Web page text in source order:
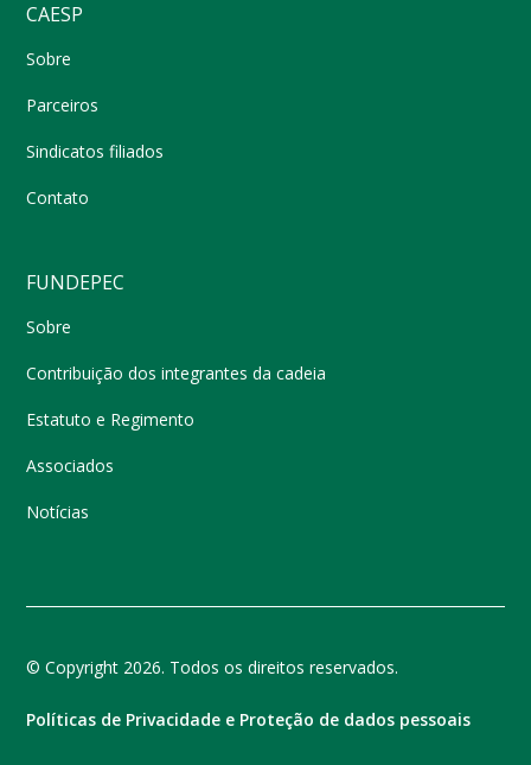
CAESP
Sobre
Parceiros
Sindicatos filiados
Contato
FUNDEPEC
Sobre
Contribuição dos integrantes da cadeia
Estatuto e Regimento
Associados
Notícias
© Copyright 2026. Todos os direitos reservados.
Políticas de Privacidade e Proteção de dados pessoais